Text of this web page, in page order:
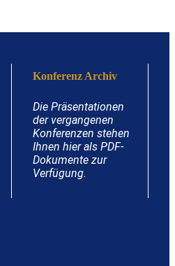
Konferenz Archiv
Die Präsentationen
der vergangenen
Konferenzen stehen
Ihnen hier als PDF-
Dokumente zur
Verfügung.